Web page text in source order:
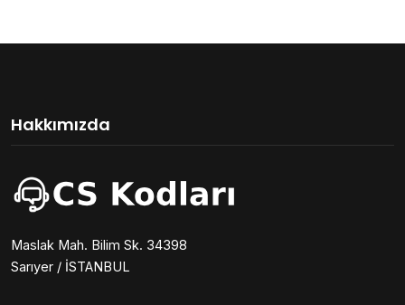
Hakkımızda
Maslak Mah. Bilim Sk. 34398
Sarıyer / İSTANBUL